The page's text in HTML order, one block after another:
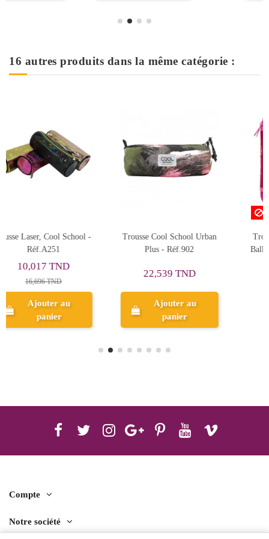
16 autres produits dans la même catégorie :
Trousse MUST 2 Zippée
Balloon Girl - Réf.585084
Trousse Must Team avec
Compartiments, Super
Compte
Notre société